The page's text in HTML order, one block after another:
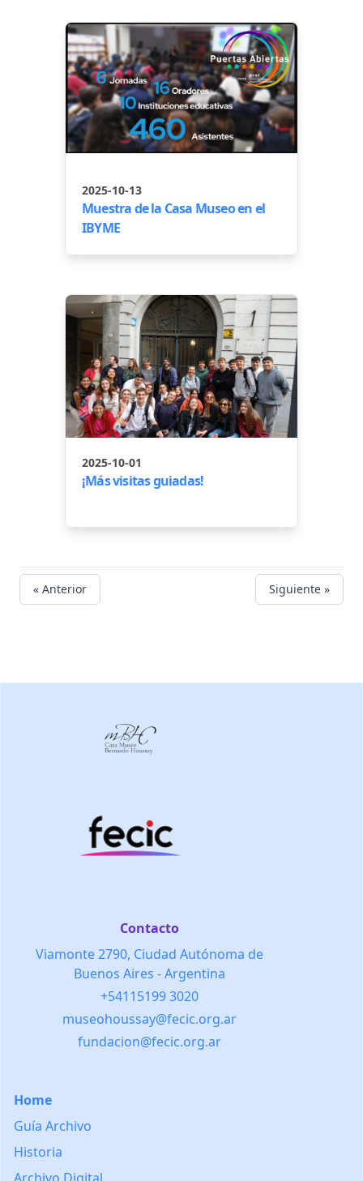
2025-10-13
Muestra de la Casa Museo en el
IBYME
2025-10-01
¡Más visitas guiadas!
« Anterior Siguiente »
Contacto
Viamonte 2790, Ciudad Autónoma de
Buenos Aires - Argentina
+54115199 3020
museohoussay@fecic.org.ar
fundacion@fecic.org.ar
Home
Guía Archivo
Historia